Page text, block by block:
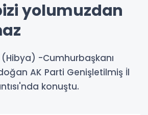
yolumuzdan
(Hibya) -Cumhurbaşkanı
AK Parti Genişletilmiş İl
konuştu.